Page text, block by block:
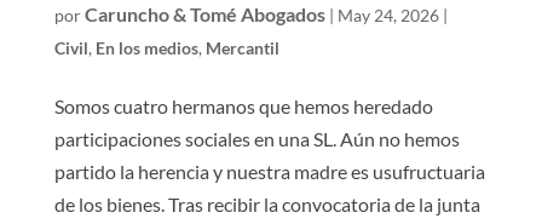
porCaruncho & Tomé Abogados| May 24, 2026|
Civil, En los medios, Mercantil
Somos cuatro hermanos que hemos heredado
participaciones sociales en una SL. Aún no hemos
partido la herencia y nuestra madre es usufructuaria
de los bienes. Tras recibir la convocatoria de la junta